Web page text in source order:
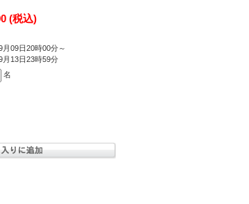
(税込)
月09日20時00分～
月13日23時59分
名